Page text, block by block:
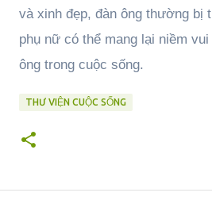
và xinh đẹp, đàn ông thường bị
phụ nữ có thể mang lại niềm
ông trong cuộc sống.
THƯ VIỆN CUỘC SỐNG